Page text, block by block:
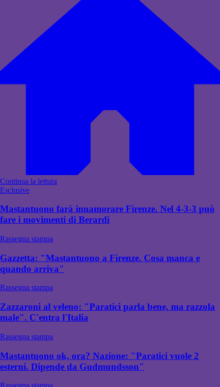
Continua la lettura
Esclusive
Mastantuono farà innamorare Firenze. Nel 4-3-3 può
fare i movimenti di Berardi
Rassegna stampa
Gazzetta: "Mastantuono a Firenze. Cosa manca e
quando arriva"
Rassegna stampa
Zazzaroni al veleno: "Paratici parla bene, ma razzola
male". C'entra l'Italia
Rassegna stampa
Mastantuono ok, ora? Nazione: "Paratici vuole 2
esterni. Dipende da Gudmundsson"